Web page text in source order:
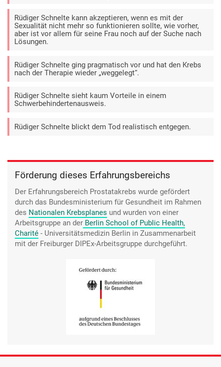
Rüdiger Schnelte kann akzeptieren, wenn es mit der
Sexualität nicht mehr so funktionieren sollte, wie vorher,
aber ist vor allem für seine Frau noch auf der Suche nach
Lösungen.
Rüdiger Schnelte ging pragmatisch vor und hat den Krebs
nach der Therapie wieder „weggelegt“.
Rüdiger Schnelte sieht kaum Vorteile in einem
Schwerbehindertenausweis.
Rüdiger Schnelte blickt dem Tod realistisch entgegen.
Förderung dieses Erfahrungsbereichs
Der Erfahrungsbereich Prostatakrebs wurde gefördert
durch das Bundesministerium für Gesundheit im Rahmen
des Nationalen Krebsplanes und wurden von einer
Arbeitsgruppe an der Berlin School of Public Health,
Charité - Universitätsmedizin Berlin in Zusammenarbeit
mit der Freiburger DIPEx-Arbeitsgruppe durchgeführt.